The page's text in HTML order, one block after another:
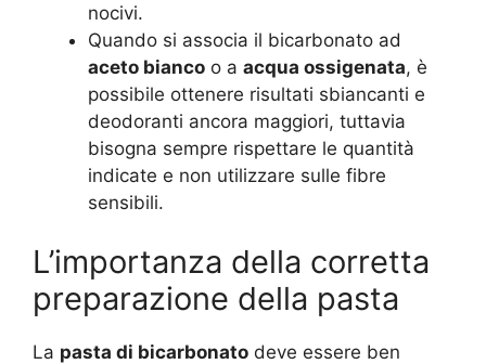
nocivi.
Quando si associa il bicarbonato ad
aceto bianco o a acqua ossigenata, è
possibile ottenere risultati sbiancanti e
deodoranti ancora maggiori, tuttavia
bisogna sempre rispettare le quantità
indicate e non utilizzare sulle fibre
sensibili.
L’importanza della corretta
preparazione della pasta
La pasta di bicarbonato deve essere ben